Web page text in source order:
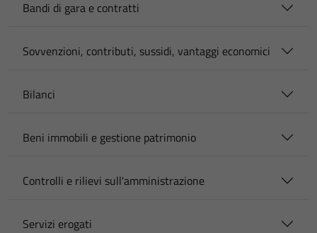
Bandi di gara e contratti
Sovvenzioni, contributi, sussidi, vantaggi economici
Bilanci
Beni immobili e gestione patrimonio
Controlli e rilievi sull'amministrazione
Servizi erogati